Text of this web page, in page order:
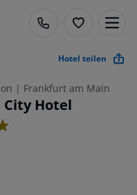
Hotel teilen
| Frankfurt am Main
Hotel